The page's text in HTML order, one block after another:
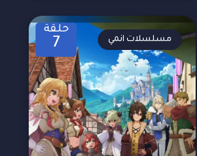
حلقة
7 مسلسلات انمي